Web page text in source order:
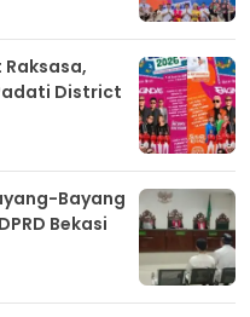
District
Bayang
Bekasi